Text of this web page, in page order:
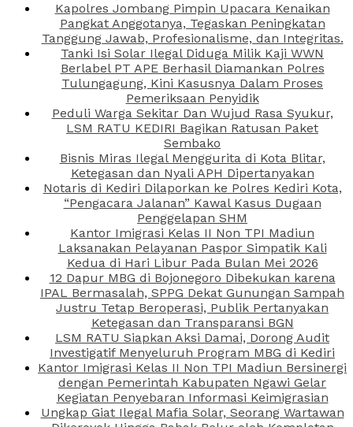
Kapolres Jombang Pimpin Upacara Kenaikan
Pangkat Anggotanya, Tegaskan Peningkatan
Tanggung Jawab, Profesionalisme, dan Integritas.
Tanki Isi Solar Ilegal Diduga Milik Kaji WWN
Berlabel PT APE Berhasil Diamankan Polres
Tulungagung, Kini Kasusnya Dalam Proses
Pemeriksaan Penyidik
Peduli Warga Sekitar Dan Wujud Rasa Syukur,
LSM RATU KEDIRI Bagikan Ratusan Paket
Sembako
Bisnis Miras Ilegal Menggurita di Kota Blitar,
Ketegasan dan Nyali APH Dipertanyakan
Notaris di Kediri Dilaporkan ke Polres Kediri Kota,
“Pengacara Jalanan” Kawal Kasus Dugaan
Penggelapan SHM
Kantor Imigrasi Kelas II Non TPI Madiun
Laksanakan Pelayanan Paspor Simpatik Kali
Kedua di Hari Libur Pada Bulan Mei 2026
12 Dapur MBG di Bojonegoro Dibekukan karena
IPAL Bermasalah, SPPG Dekat Gunungan Sampah
Justru Tetap Beroperasi, Publik Pertanyakan
Ketegasan dan Transparansi BGN
LSM RATU Siapkan Aksi Damai, Dorong Audit
Investigatif Menyeluruh Program MBG di Kediri
Kantor Imigrasi Kelas II Non TPI Madiun Bersinergi
dengan Pemerintah Kabupaten Ngawi Gelar
Kegiatan Penyebaran Informasi Keimigrasian
Ungkap Giat Ilegal Mafia Solar, Seorang Wartawan